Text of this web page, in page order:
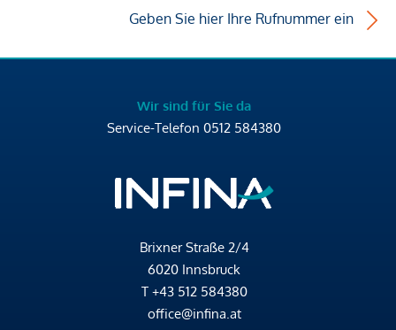
Geben Sie hier Ihre Rufnummer ein
Wir sind für Sie da
Service-Telefon 0512 584380
Brixner Straße 2/4
6020 Innsbruck
T +43 512 584380
office@infina.at